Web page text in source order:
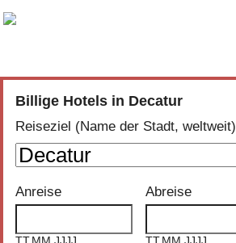
Billige Hotels in Decatur
Reiseziel (Name der Stadt, weltweit)
Anreise Abreise